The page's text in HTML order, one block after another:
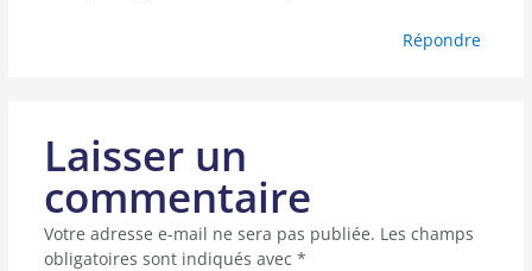
Répondre
Laisser un
commentaire
Votre adresse e-mail ne sera pas publiée. Les champs
obligatoires sont indiqués avec *